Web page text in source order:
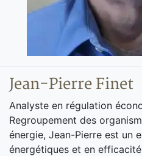
Jean-Pierre Finet
Analyste en régulation
Regroupement des
énergie, Jean-Pierre est un
énergétiques et en